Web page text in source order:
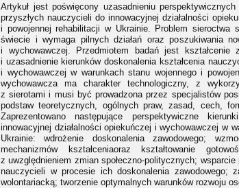
Artykuł jest poświęcony uzasadnieniu
przyszłych nauczycieli do innowacyjnej działalności
i powojennej rehabilitacji w Ukrainie. Problem
świecie i wymaga pilnych działań oraz poszukiwania
i wychowawczej. Przedmiotem badań jest kształcenie
i uzasadnienie kierunków doskonalenia kształcenia
i wychowawczej w warunkach stanu wojennego i
wychowawcza ma charakter technologiczny, z
z sierotami i musi być prowadzona przez specjalistów
podstaw teoretycznych, ogólnych praw, zasad, cech,
Zaprezentowano następujące perspektywiczne
innowacyjnej działalności opiekuńczej i wychowawczej w
Ukrainie: wdrożenie doskonalenia zawodowego;
mechanizmów kształceniaoraz kształtowanie
z uwzględnieniem zmian społeczno-politycznych;
nauczycieli w procesie ich doskonalenia zawodowego;
wolontariacką; tworzenie optymalnych warunków rozwoju